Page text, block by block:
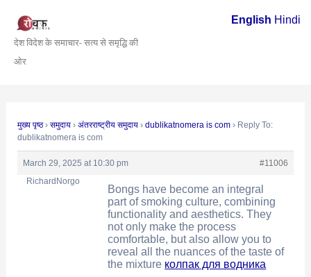
content
देश विदेश के समाचार- सत्य से समृद्धि की
ओर
मुख्य पृष्ठ › समुदाय › अंतरराष्ट्रीय समुदाय › dublikatnomera is com › Reply To:
dublikatnomera is com
March 29, 2025 at 10:30 pm
#11006
RichardNorgo
Bongs have become an integral
part of smoking culture, combining
functionality and aesthetics. They
not only make the process
comfortable, but also allow you to
reveal all the nuances of the taste of
the mixture колпак для водника
navigation
English Hindi